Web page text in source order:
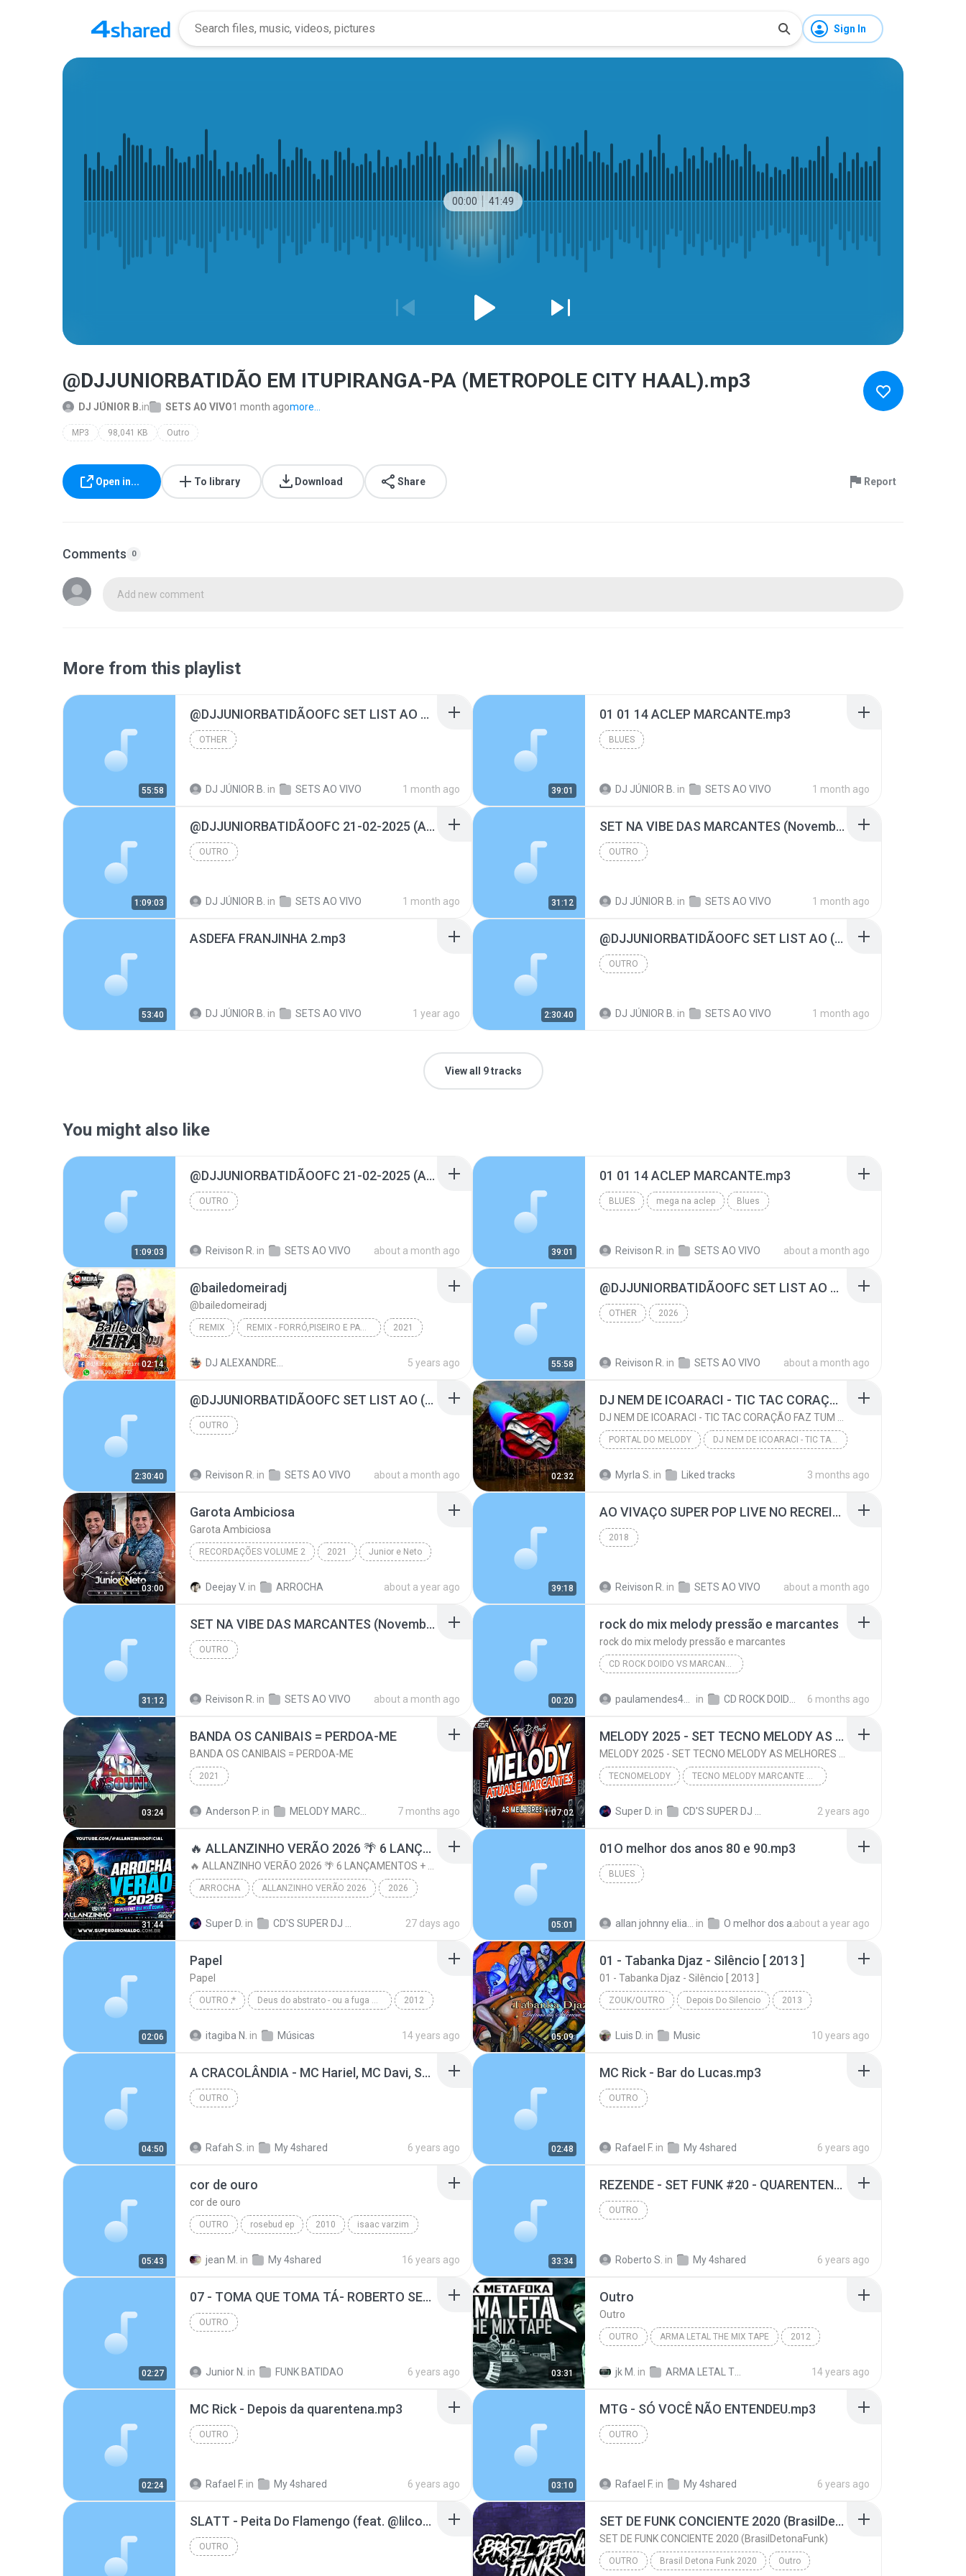
Sign In
00:00 41:49
@DJJUNIORBATIDÃO EM ITUPIRANGA-PA (METROPOLE CITY HAAL).mp3
DJ JÚNIOR B.in SETS AO VIVO1 month agomore...
MP3 98,041 KB Outro
Open in... To library Download Share Report
Comments 0
Add new comment
More from this playlist
55:58
@DJJUNIORBATIDÃOOFC SET LIST AO VIVO NO AUGE BAR 28-02-2026.mp3
OTHER
DJ JÚNIOR B. in SETS AO VIVO 1 month ago 39:01
01 01 14 ACLEP MARCANTE.mp3
BLUES
DJ JÚNIOR B. in SETS AO VIVO 1 month ago
1:09:03
@DJJUNIORBATIDÃOOFC 21-02-2025 (ANIVERSARIO DO RONY).mp3
OUTRO
DJ JÚNIOR B. in SETS AO VIVO 1 month ago 31:12
SET NA VIBE DAS MARCANTES (Novembro) @djjuniorbatidaoOfc.mp3
OUTRO
DJ JÚNIOR B. in SETS AO VIVO 1 month ago
53:40
ASDEFA FRANJINHA 2.mp3
DJ JÚNIOR B. in SETS AO VIVO 1 year ago 2:30:40
@DJJUNIORBATIDÃOOFC SET LIST AO (ANIVERSARIO DA NATI) 07-03-2026.mp3
OUTRO
DJ JÚNIOR B. in SETS AO VIVO 1 month ago
View all 9 tracks
You might also like
1:09:03
@DJJUNIORBATIDÃOOFC 21-02-2025 (ANIVERSARIO DO RONY).mp3
OUTRO
Reivison R. in SETS AO VIVO about a month ago 39:01
01 01 14 ACLEP MARCANTE.mp3
BLUES mega na aclep Blues
Reivison R. in SETS AO VIVO about a month ago
02:14
@bailedomeiradj
@bailedomeiradj
REMIX REMIX - FORRÓ,PISEIRO E PANDEMIA SET 2021 2021
5 years ago 55:58
@DJJUNIORBATIDÃOOFC SET LIST AO VIVO NO AUGE BAR 28-02-2026.mp3
OTHER 2026
Reivison R. in SETS AO VIVO about a month ago
2:30:40
@DJJUNIORBATIDÃOOFC SET LIST AO (ANIVERSARIO DA NATI) 07-03-2026.mp3
OUTRO
Reivison R. in SETS AO VIVO about a month ago 02:32
DJ NEM DE ICOARACI - TIC TAC CORAÇÃO FAZ TUM TUM (MELODY 2026)
PORTAL DO MELODY DJ NEM DE ICOARACI - TIC TAC CORAÇÃO FAZ TUM TUM ...
Myrla S. in Liked tracks 3 months ago
03:00
Garota Ambiciosa
Garota Ambiciosa
RECORDAÇÕES VOLUME 2 2021 Junior e Neto
Deejay V. in ARROCHA about a year ago 39:18
AO VIVAÇO SUPER POP LIVE NO RECREIO BDAY KLEBER PROM. PARTE 01 10 - 03 - 2018 (MAAARCANTEEEES).mp3
2018
Reivison R. in SETS AO VIVO about a month ago
31:12
SET NA VIBE DAS MARCANTES (Novembro) @djjuniorbatidaoOfc.mp3
OUTRO
Reivison R. in SETS AO VIVO about a month ago 00:20
rock do mix melody pressão e marcantes
rock do mix melody pressão e marcantes
CD ROCK DOIDO VS MARCANTES - DJ RAFEL MIX E DJ GUTO
in 6 months ago
03:24
BANDA OS CANIBAIS = PERDOA-ME
BANDA OS CANIBAIS = PERDOA-ME
2021
Anderson P. in 7 months ago 1:07:02
MELODY 2025 - SET TECNO MELODY AS MELHORES 2025 ((SUPER DJ RONALDO))
TECNOMELODY TECNO MELODY MARCANTE 2025
Super D. in 2 years ago
31:44
🔥 ALLANZINHO VERÃO 2026 🌴 6 LANÇAMENTOS + AS MELHORES DO ARROCHA
ARROCHA ALLANZINHO VERÃO 2026 2026
Super D. in 27 days ago 05:01
01O melhor dos anos 80 e 90.mp3
BLUES
in O melhor dos anos 80 e 90
about a year ago
02:06
Papel
Papel
OUTRO ;* Deus do abstrato - ou a fuga do senso comum 2012
itagiba N. in Músicas 14 years ago 05:09
01 - Tabanka Djaz - Silêncio [ 2013 ]
01 - Tabanka Djaz - Silêncio [ 2013 ]
ZOUK/OUTRO Depois Do Silencio 2013
Luis D. in Music 10 years ago
04:50
A CRACOLÂNDIA - MC Hariel, MC Davi, Salvador, Ryan SP (Áudio Oficial) Prod.DJay W e Alok.mp3
OUTRO
Rafah S. in My 4shared 6 years ago 02:48
MC Rick - Bar do Lucas.mp3
OUTRO
Rafael F. in My 4shared 6 years ago
05:43
cor de ouro
cor de ouro
OUTRO rosebud ep 2010 isaac varzim
rosebud ep
jean M. in My 4shared 16 years ago 33:34
REZENDE - SET FUNK #20 - QUARENTENA mp3.mp3
OUTRO
Roberto S. in My 4shared 6 years ago
02:27
07 - TOMA QUE TOMA TÁ- ROBERTO SENSAÇÃO FEAT AS PODEROS..._39624391.mp3
OUTRO
Junior N. in FUNK BATIDAO 6 years ago 03:31
Outro
Outro
OUTRO ARMA LETAL THE MIX TAPE 2012
jk M. in 14 years ago
02:24
MC Rick - Depois da quarentena.mp3
OUTRO
Rafael F. in My 4shared 6 years ago 03:10
MTG - SÓ VOCÊ NÃO ENTENDEU.mp3
OUTRO
Rafael F. in My 4shared 6 years ago
SLATT - Peita Do Flamengo (feat. @lilcomedor @slt.kartz @ws2staar).mp3
OUTRO
SET DE FUNK CONCIENTE 2020 (BrasilDetonaFunk)
SET DE FUNK CONCIENTE 2020 (BrasilDetonaFunk)
OUTRO Brasil Detona Funk 2020 Outro